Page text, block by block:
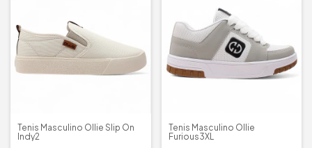
Tenis Masculino Ollie Slip On
Indy2
Tenis Masculino Ollie
Furious3XL